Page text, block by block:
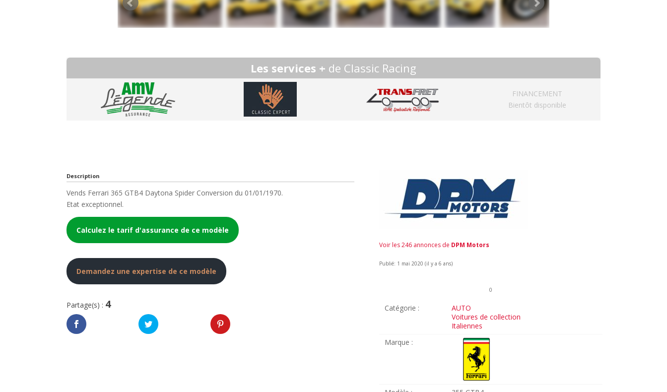
Les services + de Classic Racing
FINANCEMENT
Bientôt disponible
Description
Vends Ferrari 365 GTB4 Daytona Spider Conversion du 01/01/1970.
Etat exceptionnel.
Calculez le tarif d'assurance de ce modèle
Demandez une expertise de ce modèle
Partage(s) : 4
Voir les 246 annonces de DPM Motors
Publié: 1 mai 2020 (il y a 6 ans)
0
Catégorie :
AUTO
Voitures de collection
Italiennes
Marque :